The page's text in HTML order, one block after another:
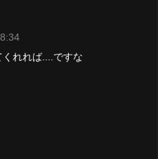
れれば....ですな